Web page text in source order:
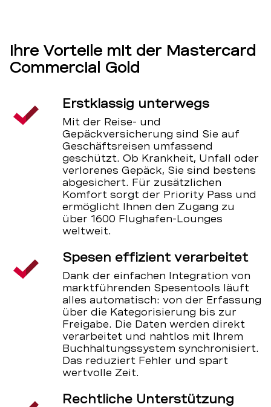
Ihre Vorteile mit der Mastercard
Commercial Gold
Erstklassig unterwegs
Mit der Reise- und
Gepäckversicherung sind Sie auf
Geschäftsreisen umfassend
geschützt. Ob Krankheit, Unfall oder
verlorenes Gepäck, Sie sind bestens
abgesichert. Für zusätzlichen
Komfort sorgt der Priority Pass und
ermöglicht Ihnen den Zugang zu
über 1600 Flughafen-Lounges
weltweit.
Spesen effizient verarbeitet
Dank der einfachen Integration von
marktführenden Spesentools läuft
alles automatisch: von der Erfassung
über die Kategorisierung bis zur
Freigabe. Die Daten werden direkt
verarbeitet und nahtlos mit Ihrem
Buchhaltungssystem synchronisiert.
Das reduziert Fehler und spart
wertvolle Zeit.
Rechtliche Unterstützung